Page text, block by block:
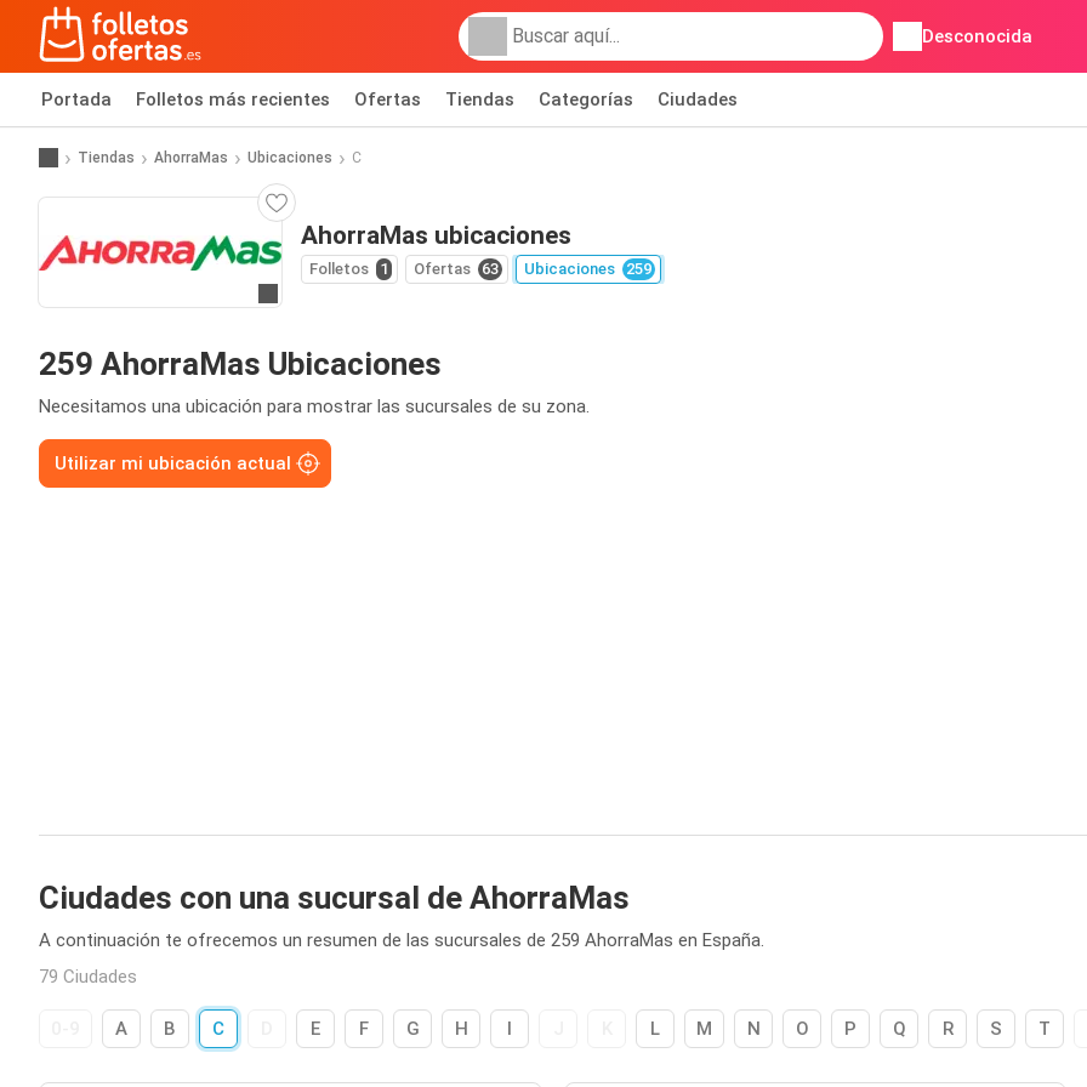
Desconocida
Portada Folletos más recientes Ofertas Tiendas Categorías Ciudades
Tiendas AhorraMas Ubicaciones C
AhorraMas ubicaciones
Folletos 1 Ofertas 63 Ubicaciones 259
259 AhorraMas Ubicaciones
Necesitamos una ubicación para mostrar las sucursales de su zona.
Utilizar mi ubicación actual
Ciudades con una sucursal de AhorraMas
A continuación te ofrecemos un resumen de las sucursales de 259 AhorraMas en España.
79 Ciudades
A B C E F G H I L M N O P Q R S T